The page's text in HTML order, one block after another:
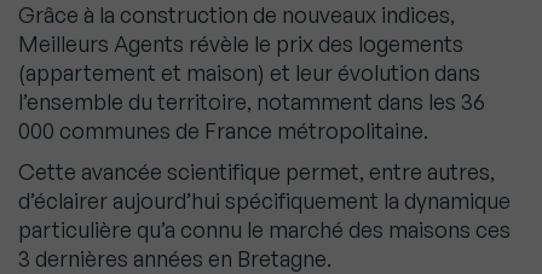
Grâce à la construction de nouveaux indices,
Meilleurs Agents révèle le prix des logements
(appartement et maison) et leur évolution dans
l’ensemble du territoire, notamment dans les 36
000 communes de France métropolitaine.
Cette avancée scientifique permet, entre autres,
d’éclairer aujourd’hui spécifiquement la dynamique
particulière qu’a connu le marché des maisons ces
3 dernières années en Bretagne.